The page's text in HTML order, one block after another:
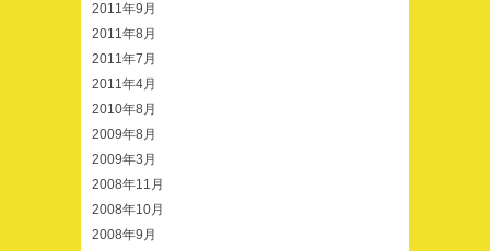
2011年9月
2011年8月
2011年7月
2011年4月
2010年8月
2009年8月
2009年3月
2008年11月
2008年10月
2008年9月